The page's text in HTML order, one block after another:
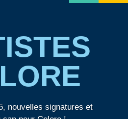
nouvelles signatures et